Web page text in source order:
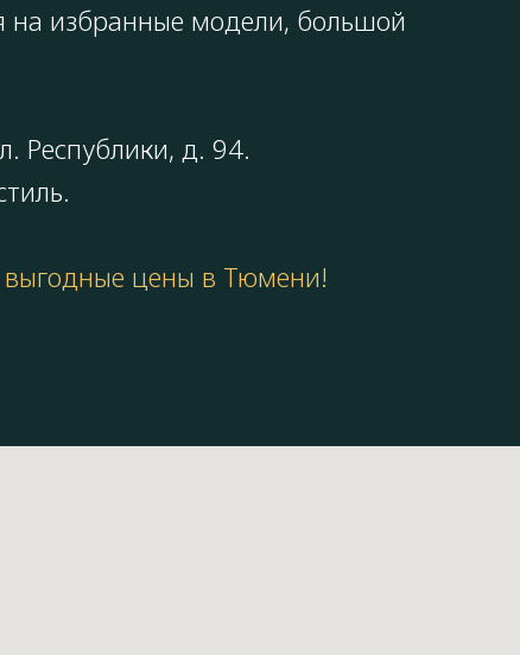
на избранные модели, большой
Республики, д. 94.
выгодные цены в Тюмени!